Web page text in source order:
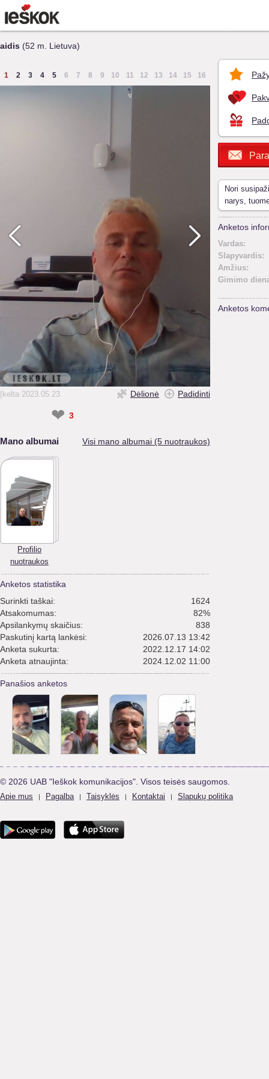
aidis (52 m. Lietuva)
1 2 3 4 5 6 7 8 9 10 11 12 13 14 15 16
Įkelta 2023.05.23 Dėlionė Padidinti
❤ 3
Mano albumai Visi mano albumai (5 nuotraukos)
Profilio
nuotraukos
Anketos statistika
Surinkti taškai:
1624
Atsakomumas:
82%
Apsilankymų skaičius:
838
Paskutinį kartą lankėsi:
2026.07.13 13:42
Anketa sukurta:
2022.12.17 14:02
Anketa atnaujinta:
2024.12.02 11:00
Panašios anketos
Nori
narys,
Anketos
Vardas:
Slapyvardis:
Amžius:
Gimimo
Anketos
© 2026 UAB "Ieškok komunikacijos". Visos teisės saugomos.
Apie mus | Pagalba | Taisyklės | Kontaktai | Slapukų politika